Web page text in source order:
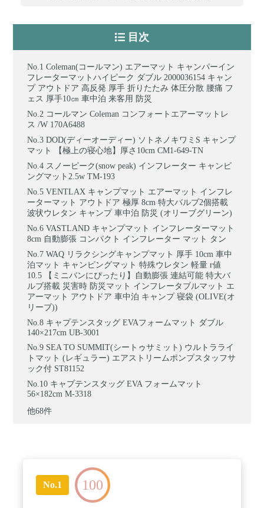
目次
Coleman(コールマン) エアーマット キャンパーイン
フレーターマットハイピーク ダブル 2000036154 キャン
プ アウトドア 高反発 厚手 折りたたみ 体圧分散 腰痛 フ
ェス 厚手10㎝ 車中泊 来客用 防災
コールマン Coleman コンフォートエアーマットレ
ス /W 170A6488
DOD(ディーオーディー) ソトネノキワミS キャンプ
マット 【極上の寝心地】厚さ10cm CM1-649-TN
スノーピーク(snow peak) インフレーター キャンピ
ングマット2.5w TM-193
VENTLAX キャンプマット エアーマット インフレ
ーターマット アウトドア 極厚 8cm 特大バルブ2個搭載
波状ウレタン キャンプ 車中泊 防災 (オリーブグリーン)
VASTLAND キャンプマット インフレーターマット
8cm 自動膨張 コンパクト インフレーター マット タン
WAQ リラクシングキャンプマット 厚手 10cm 車中
泊マット キャンピングマット 特殊ウレタン 軽量 r値
10.5 【ミニバンにぴったり】自動膨張 連結可能 特大バ
ルブ搭載 災害時 防災マット インフレータブルマット エ
アーマット アウトドア 車中泊 キャンプ 寝袋 (OLIVE(オ
リーブ))
キャプテンスタッグ EVAフォームマット ダブル
140×217cm UB-3001
SEA TO SUMMIT(シートゥサミット) ウルトラライ
トマット (レギュラー) エアストリームポンプスタッフサ
ック付 ST81152
キャプテンスタッグ EVA フォームマット
56×182cm M-3318
他68件
No.1 100